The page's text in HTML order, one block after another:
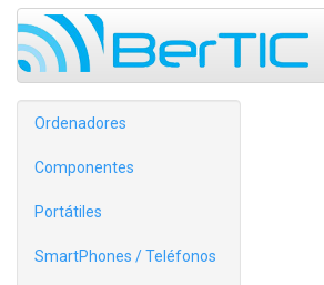
Ordenadores
Componentes
Portátiles
SmartPhones / Teléfonos